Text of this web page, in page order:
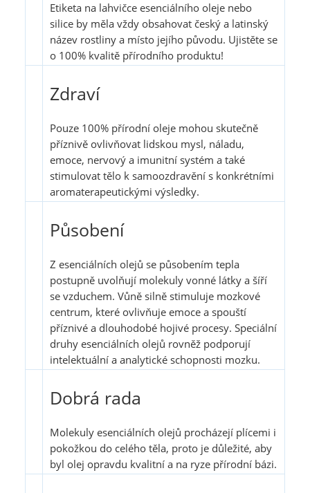
Etiketa na lahvičce esenciálního oleje nebo
silice by měla vždy obsahovat český a latinský
název rostliny a místo jejího původu. Ujistěte se
o 100% kvalitě přírodního produktu!
Zdraví
Pouze 100% přírodní oleje mohou skutečně
příznivě ovlivňovat lidskou mysl, náladu,
emoce, nervový a imunitní systém a také
stimulovat tělo k samoozdravění s konkrétními
aromaterapeutickými výsledky.
Působení
Z esenciálních olejů se působením tepla
postupně uvolňují molekuly vonné látky a šíří
se vzduchem. Vůně silně stimuluje mozkové
centrum, které ovlivňuje emoce a spouští
příznivé a dlouhodobé hojivé procesy. Speciální
druhy esenciálních olejů rovněž podporují
intelektuální a analytické schopnosti mozku.
Dobrá rada
Molekuly esenciálních olejů procházejí plícemi i
pokožkou do celého těla, proto je důležité, aby
byl olej opravdu kvalitní a na ryze přírodní bázi.